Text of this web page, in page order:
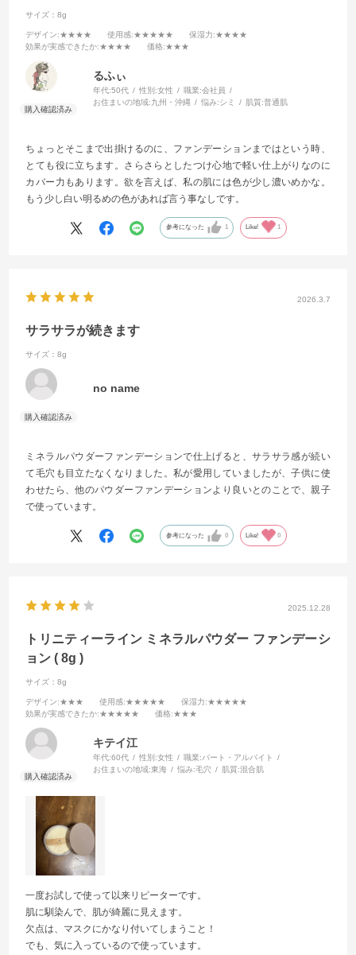
サイズ：8g
デザイン:★★★★ 使用感:★★★★★ 保湿力:★★★★
効果が実感できたか:★★★★ 価格:★★★
るふぃ
年代:50代 性別:女性 職業:会社員
お住まいの地域:九州・沖縄 悩み:シミ 肌質:普通肌
ちょっとそこまで出掛けるのに、ファンデーションまではという時、
とても役に立ちます。さらさらとしたつけ心地で軽い仕上がりなのに
カバー力もあります。欲を言えば、私の肌には色が少し濃いめかな。
もう少し白い明るめの色があれば言う事なしです。
参考になった 1 Like! 1
2026.3.7
サラサラが続きます
サイズ：8g
no name
ミネラルパウダーファンデーションで仕上げると、サラサラ感が続い
て毛穴も目立たなくなりました。私が愛用していましたが、子供に使
わせたら、他のパウダーファンデーションより良いとのことで、親子
で使っています。
参考になった 0 Like! 0
2025.12.28
トリニティーライン ミネラルパウダー ファンデーシ
ョン ( 8g )
サイズ：8g
デザイン:★★★ 使用感:★★★★★ 保湿力:★★★★★
効果が実感できたか:★★★★★ 価格:★★★
キテイ江
年代:60代 性別:女性 職業:パート・アルバイト
お住まいの地域:東海 悩み:毛穴 肌質:混合肌
一度お試しで使って以来リピーターです。
肌に馴染んで、肌が綺麗に見えます。
欠点は、マスクにかなり付いてしまうこと！
でも、気に入っているので使っています。